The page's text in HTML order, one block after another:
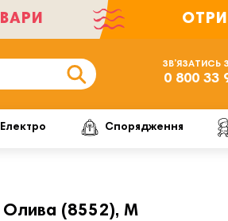
ЗВ’ЯЗАТИСЬ
0 800 33
Електро Спорядження
Олива (8552), M